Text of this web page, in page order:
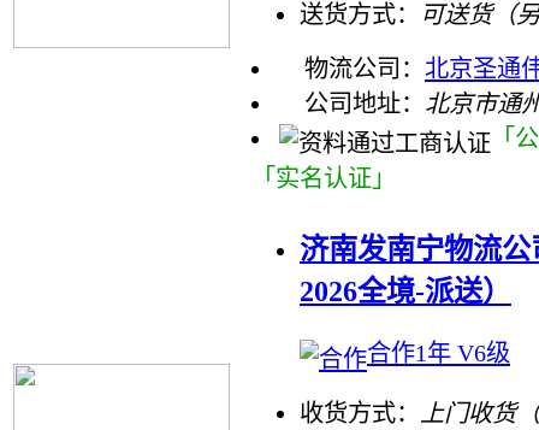
送货方式：
可送货（
物流公司： 北京圣通
公司地址： 北京市通
「
「实名认证」
济南发南宁物流
2026全境-派送）
合作1年 V6级
收货方式：
上门收货